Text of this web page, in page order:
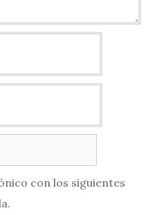
con los siguientes